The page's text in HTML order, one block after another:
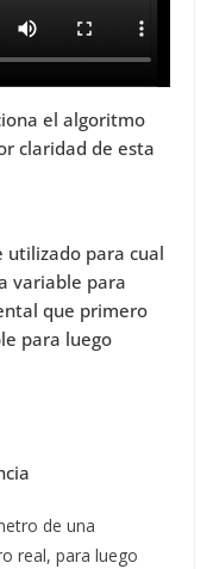
el algoritmo
claridad de esta
utilizado para cual
variable para
que primero
para luego
de una
real, para luego